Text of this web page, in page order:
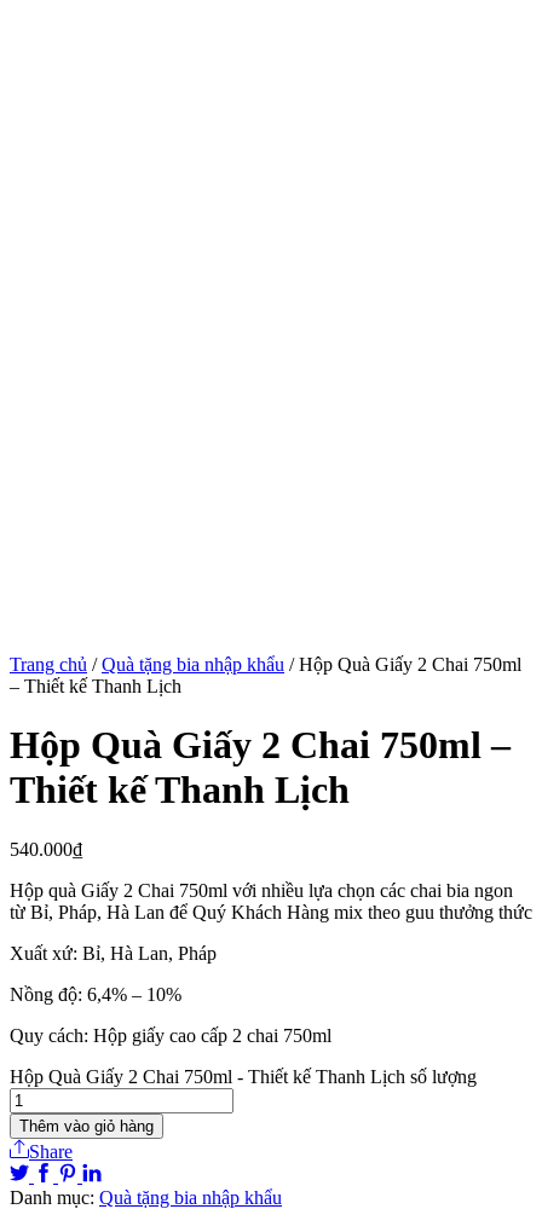
Trang chủ /Quà tặng bia nhập khẩu / Hộp Quà Giấy 2 Chai 750ml
– Thiết kế Thanh Lịch
Hộp Quà Giấy 2 Chai 750ml –
Thiết kế Thanh Lịch
540.000₫
Hộp quà Giấy 2 Chai 750ml với nhiều lựa chọn các chai bia ngon
từ Bỉ, Pháp, Hà Lan để Quý Khách Hàng mix theo guu thưởng thức
Xuất xứ: Bỉ, Hà Lan, Pháp
Nồng độ: 6,4% – 10%
Quy cách: Hộp giấy cao cấp 2 chai 750ml
Hộp Quà Giấy 2 Chai 750ml - Thiết kế Thanh Lịch số lượng
Thêm vào giỏ hàng
Share
Danh mục: Quà tặng bia nhập khẩu